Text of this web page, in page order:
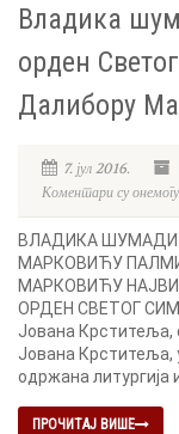
Владика
орден
Далибору
7. јул 2016.
Коментари су
ВЛАДИКА
МАРКОВИЋУ
МАРКОВИЋУ
ОРДЕН СВЕТОГ
Јована Крститеља,
Јована Крститеља,
одржана литургија
ПРОЧИТАЈ ВИШЕ